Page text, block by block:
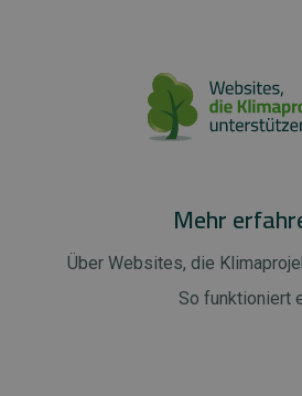
Mehr
Über Websites, die
So funktioniert